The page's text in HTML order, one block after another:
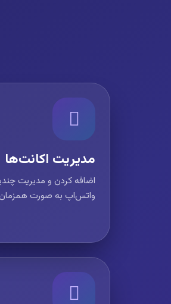
مدیریت اکانت‌ها
اضافه کردن و مدیریت
واتس‌اپ به صورت همزمان